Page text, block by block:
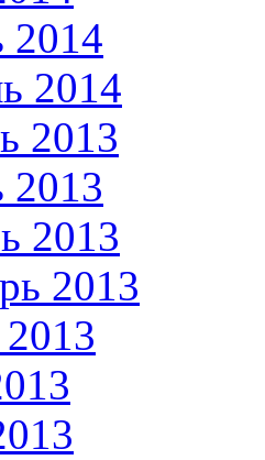
2014
2014
2013
2013
2013
2013